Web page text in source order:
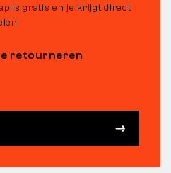
is gratis en je krijgt direct
retourneren